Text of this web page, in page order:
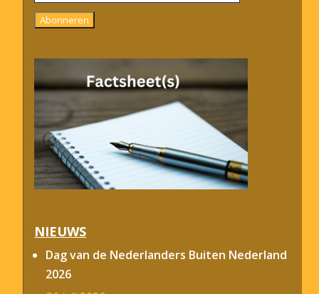
Abonneren
NIEUWS
Dag van de Nederlanders Buiten Nederland
2026